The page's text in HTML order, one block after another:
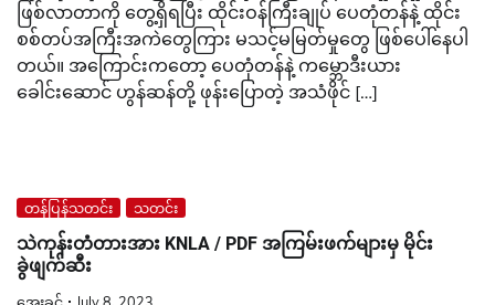
ဖြစ်လာတာကို တွေ့ရှိရပြီး ထိုင်းဝန်ကြီးချုပ် ပေတုံတန်နဲ့ ထိုင်း
စစ်တပ်အကြီးအကဲတွေကြား မသင့်မမြတ်မှုတွေ ဖြစ်ပေါ်နေပါ
တယ်။ အကြောင်းကတော့ ပေတုံတန်နဲ့ ကမ္ဘောဒီးယား
ခေါင်းဆောင် ဟွန်ဆန်တို့ ဖုန်းပြောတဲ့ အသံဖိုင် […]
တန်ပြန်သတင်း သတင်း
သဲကုန်းတံတားအား KNLA / PDF အကြမ်းဖက်များမှ မိုင်း
ခွဲဖျက်ဆီး